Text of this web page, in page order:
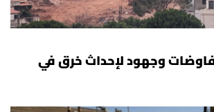
وجهود لإحداث خرق في